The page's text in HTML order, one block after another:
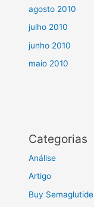
agosto 2010
julho 2010
junho 2010
maio 2010
Categorias
Análise
Artigo
Buy Semaglutide